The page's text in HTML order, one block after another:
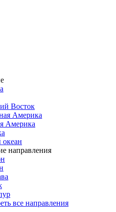
Восток
Америка
Америка
направления
все направления